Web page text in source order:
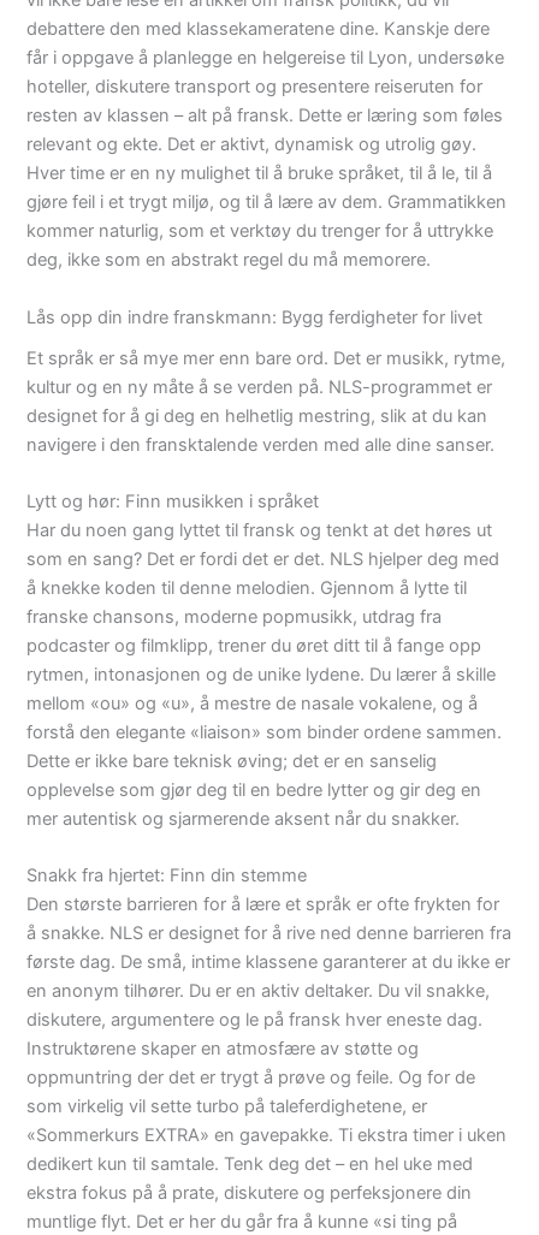
debattere den med klassekameratene dine. Kanskje dere
får i oppgave å planlegge en helgereise til Lyon, undersøke
hoteller, diskutere transport og presentere reiseruten for
resten av klassen – alt på fransk. Dette er læring som føles
relevant og ekte. Det er aktivt, dynamisk og utrolig gøy.
Hver time er en ny mulighet til å bruke språket, til å le, til å
gjøre feil i et trygt miljø, og til å lære av dem. Grammatikken
kommer naturlig, som et verktøy du trenger for å uttrykke
deg, ikke som en abstrakt regel du må memorere.
Lås opp din indre franskmann: Bygg ferdigheter for livet
Et språk er så mye mer enn bare ord. Det er musikk, rytme,
kultur og en ny måte å se verden på. NLS-programmet er
designet for å gi deg en helhetlig mestring, slik at du kan
navigere i den fransktalende verden med alle dine sanser.
Lytt og hør: Finn musikken i språket
Har du noen gang lyttet til fransk og tenkt at det høres ut
som en sang? Det er fordi det er det. NLS hjelper deg med
å knekke koden til denne melodien. Gjennom å lytte til
franske chansons, moderne popmusikk, utdrag fra
podcaster og filmklipp, trener du øret ditt til å fange opp
rytmen, intonasjonen og de unike lydene. Du lærer å skille
mellom «ou» og «u», å mestre de nasale vokalene, og å
forstå den elegante «liaison» som binder ordene sammen.
Dette er ikke bare teknisk øving; det er en sanselig
opplevelse som gjør deg til en bedre lytter og gir deg en
mer autentisk og sjarmerende aksent når du snakker.
Snakk fra hjertet: Finn din stemme
Den største barrieren for å lære et språk er ofte frykten for
å snakke. NLS er designet for å rive ned denne barrieren fra
første dag. De små, intime klassene garanterer at du ikke er
en anonym tilhører. Du er en aktiv deltaker. Du vil snakke,
diskutere, argumentere og le på fransk hver eneste dag.
Instruktørene skaper en atmosfære av støtte og
oppmuntring der det er trygt å prøve og feile. Og for de
som virkelig vil sette turbo på taleferdighetene, er
«Sommerkurs EXTRA» en gavepakke. Ti ekstra timer i uken
dedikert kun til samtale. Tenk deg det – en hel uke med
ekstra fokus på å prate, diskutere og perfeksjonere din
muntlige flyt. Det er her du går fra å kunne «si ting på